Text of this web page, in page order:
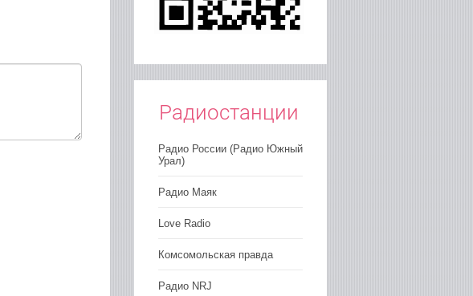
Радиостанции
Радио России (Радио Южный
Урал)
Радио Маяк
Love Radio
Комсомольская правда
Радио NRJ